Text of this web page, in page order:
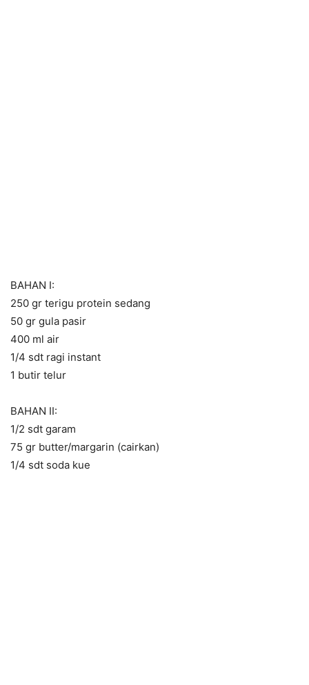
BAHAN I:
250 gr terigu protein sedang
50 gr gula pasir
400 ml air
1/4 sdt ragi instant
1 butir telur
BAHAN II:
1/2 sdt garam
75 gr butter/margarin (cairkan)
1/4 sdt soda kue